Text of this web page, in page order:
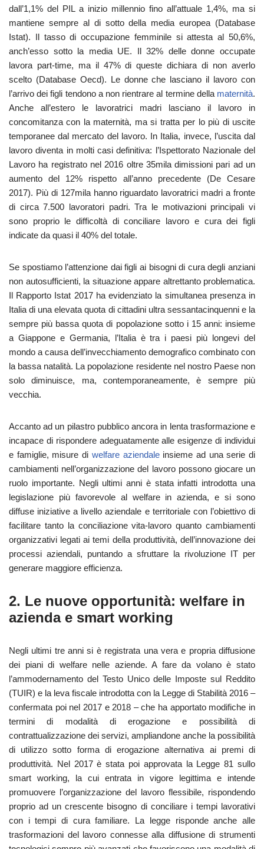
dall’1,1% del PIL a inizio millennio fino all’attuale 1,4%, ma si
mantiene sempre al di sotto della media europea (Database
Istat). Il tasso di occupazione femminile si attesta al 50,6%,
anch’esso sotto la media UE. Il 32% delle donne occupate
lavora part-time, ma il 47% di queste dichiara di non averlo
scelto (Database Oecd). Le donne che lasciano il lavoro con
l’arrivo dei figli tendono a non rientrare al termine della maternità.
Anche all’estero le lavoratrici madri lasciano il lavoro in
concomitanza con la maternità, ma si tratta per lo più di uscite
temporanee dal mercato del lavoro. In Italia, invece, l’uscita dal
lavoro diventa in molti casi definitiva: l’Ispettorato Nazionale del
Lavoro ha registrato nel 2016 oltre 35mila dimissioni pari ad un
aumento del 12% rispetto all’anno precedente (De Cesare
2017). Più di 127mila hanno riguardato lavoratrici madri a fronte
di circa 7.500 lavoratori padri. Tra le motivazioni principali vi
sono proprio le difficoltà di conciliare lavoro e cura dei figli
indicate da quasi il 40% del totale.
Se spostiamo l’attenzione dai figli ai bisogni di cura degli anziani
non autosufficienti, la situazione appare altrettanto problematica.
Il Rapporto Istat 2017 ha evidenziato la simultanea presenza in
Italia di una elevata quota di cittadini ultra sessantacinquenni e la
sempre più bassa quota di popolazione sotto i 15 anni: insieme
a Giappone e Germania, l’Italia è tra i paesi più longevi del
mondo a causa dell’invecchiamento demografico combinato con
la bassa natalità. La popolazione residente nel nostro Paese non
solo diminuisce, ma, contemporaneamente, è sempre più
vecchia.
Accanto ad un pilastro pubblico ancora in lenta trasformazione e
incapace di rispondere adeguatamente alle esigenze di individui
e famiglie, misure di welfare aziendaleinsieme ad una serie di
cambiamenti nell’organizzazione del lavoro possono giocare un
ruolo importante. Negli ultimi anni è stata infatti introdotta una
legislazione più favorevole al welfare in azienda, e si sono
diffuse iniziative a livello aziendale e territoriale con l’obiettivo di
facilitare tanto la conciliazione vita-lavoro quanto cambiamenti
organizzativi legati ai temi della produttività, dell’innovazione dei
processi aziendali, puntando a sfruttare la rivoluzione IT per
generare maggiore efficienza.
2. Le nuove opportunità: welfare in
azienda e smart working
Negli ultimi tre anni si è registrata una vera e propria diffusione
dei piani di welfare nelle aziende. A fare da volano è stato
l’ammodernamento del Testo Unico delle Imposte sul Reddito
(TUIR) e la leva fiscale introdotta con la Legge di Stabilità 2016 –
confermata poi nel 2017 e 2018 – che ha apportato modifiche in
termini di modalità di erogazione e possibilità di
contrattualizzazione dei servizi, ampliandone anche la possibilità
di utilizzo sotto forma di erogazione alternativa ai premi di
produttività. Nel 2017 è stata poi approvata la Legge 81 sullo
smart working, la cui entrata in vigore legittima e intende
promuovere l’organizzazione del lavoro flessibile, rispondendo
proprio ad un crescente bisogno di conciliare i tempi lavorativi
con i tempi di cura familiare. La legge risponde anche alle
trasformazioni del lavoro connesse alla diffusione di strumenti